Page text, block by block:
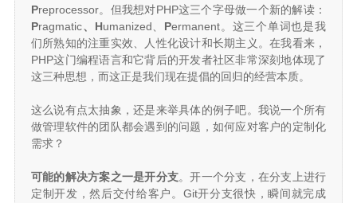
Preprocessor。但我想对PHP这三个字母做一个新的解读：
Pragmatic、Humanized、 Permanent。这三个单词也是我
们所熟知的注重实效、人性化设计和长期主义。在我看来，
PHP这门编程语言和它背后的开发者社区非常深刻地体现了
这三种思想，而这正是我们现在提倡的回归的经营本质。
这么说有点太抽象，还是来举具体的例子吧。我说一个所有
做管理软件的团队都会遇到的问题，如何应对客户的定制化
需求？
可能的解决方案之一是开分支。开一个分支，在分支上进行
定制开发，然后交付给客户。Git开分支很快，瞬间就完成